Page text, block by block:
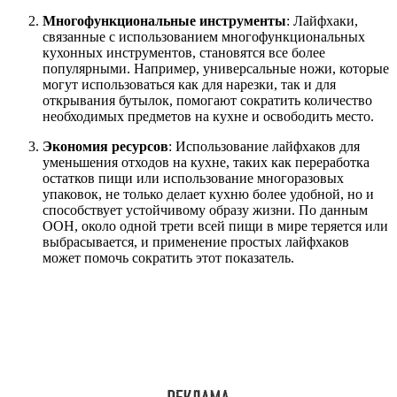
Многофункциональные инструменты: Лайфхаки,
связанные с использованием многофункциональных
кухонных инструментов, становятся все более
популярными. Например, универсальные ножи, которые
могут использоваться как для нарезки, так и для
открывания бутылок, помогают сократить количество
необходимых предметов на кухне и освободить место.
Экономия ресурсов: Использование лайфхаков для
уменьшения отходов на кухне, таких как переработка
остатков пищи или использование многоразовых
упаковок, не только делает кухню более удобной, но и
способствует устойчивому образу жизни. По данным
ООН, около одной трети всей пищи в мире теряется или
выбрасывается, и применение простых лайфхаков
может помочь сократить этот показатель.